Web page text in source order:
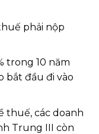
phải nộp
trong 10 năm
bắt đầu đi vào
thuế, các doanh
Trung III còn